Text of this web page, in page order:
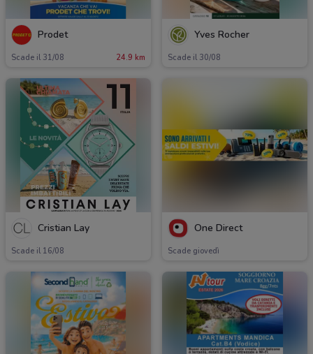
Prodet
Scade il 31/08 24.9 km
Yves Rocher
Scade il 30/08
Cristian Lay
Scade il 16/08
One Direct
Scade giovedì